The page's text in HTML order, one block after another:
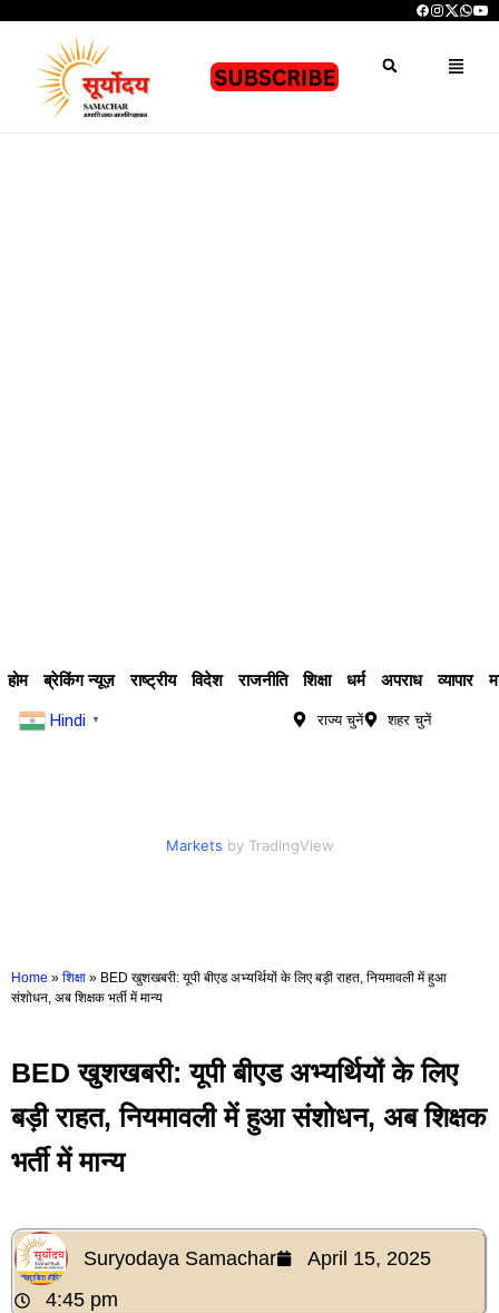
होम ब्रेकिंग न्यूज़ राष्ट्रीय विदेश राजनीति शिक्षा धर्म अपराध व्यापार
Hindi ▼ राज्य चुनें शहर चुनें
Markets by TradingView
Home » शिक्षा » BED खुशखबरी: यूपी बीएड अभ्यर्थियों के लिए बड़ी राहत, नियमावली में हुआ
संशोधन, अब शिक्षक भर्ती में मान्य
BED खुशखबरी: यूपी बीएड अभ्यर्थियों के लिए
बड़ी राहत, नियमावली में हुआ संशोधन, अब शिक्षक
भर्ती में मान्य
Suryodaya Samachar
April 15, 2025
4:45 pm